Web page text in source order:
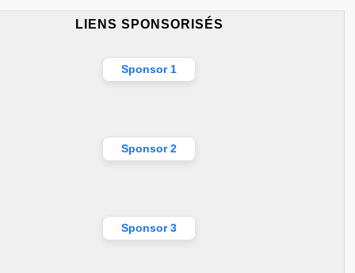
LIENS SPONSORISÉS
Sponsor 1
Sponsor 2
Sponsor 3